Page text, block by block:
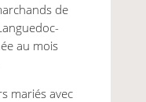
de
au mois
mariés avec